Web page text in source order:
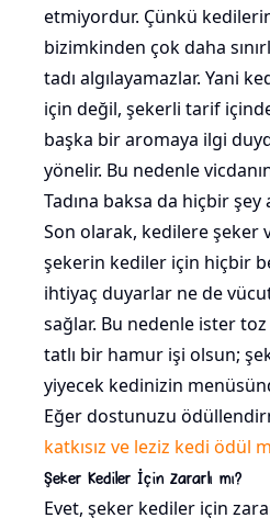
etmiyordur. Çünkü
bizimkinden çok daha
tadı algılayamazlar. Yani
için değil, şekerli tarif
başka bir aromaya ilgi
yönelir. Bu nedenle
Tadına baksa da hiçbir
Son olarak, kedilere şeker
şekerin kediler için hiçbir
ihtiyaç duyarlar ne de
sağlar. Bu nedenle ister
tatlı bir hamur işi olsun;
yiyecek kedinizin
Eğer dostunuzu
katkısız ve leziz kedi ödül
Şeker Kediler İçin Zararlı mı?
Evet, şeker kediler için